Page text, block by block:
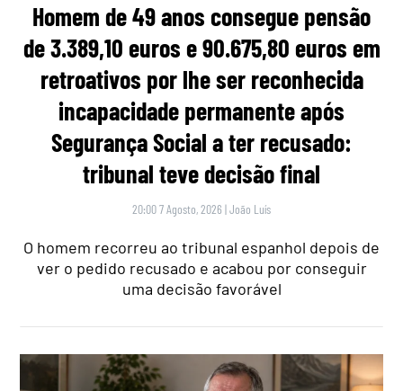
Homem de 49 anos consegue pensão
de 3.389,10 euros e 90.675,80 euros em
retroativos por lhe ser reconhecida
incapacidade permanente após
Segurança Social a ter recusado:
tribunal teve decisão final
20:00 7 Agosto, 2026 |João Luís
O homem recorreu ao tribunal espanhol depois de
ver o pedido recusado e acabou por conseguir
uma decisão favorável